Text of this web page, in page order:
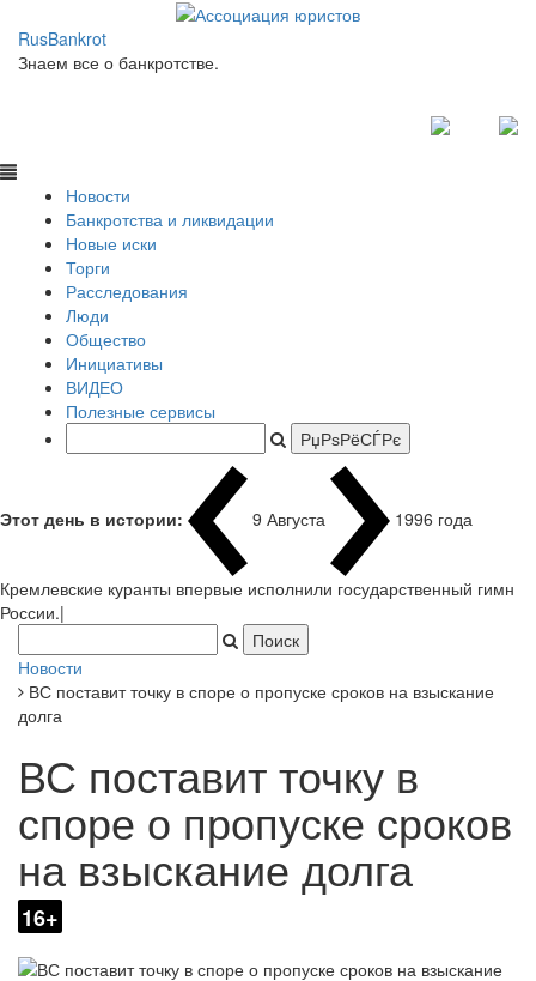
RusBankrot
Знаем все о банкротстве.
Новости
Банкротства и ликвидации
Новые иски
Торги
Расследования
Люди
Общество
Инициативы
ВИДЕО
Полезные сервисы
Этот день в истории: 9 Августа 1996 года
Кремлевские куранты впервые исполнили государственный гимн
России.|
Новости
ВС поставит точку в споре о пропуске сроков на взыскание
долга
ВС поставит точку в
споре о пропуске сроков
на взыскание долга
16+